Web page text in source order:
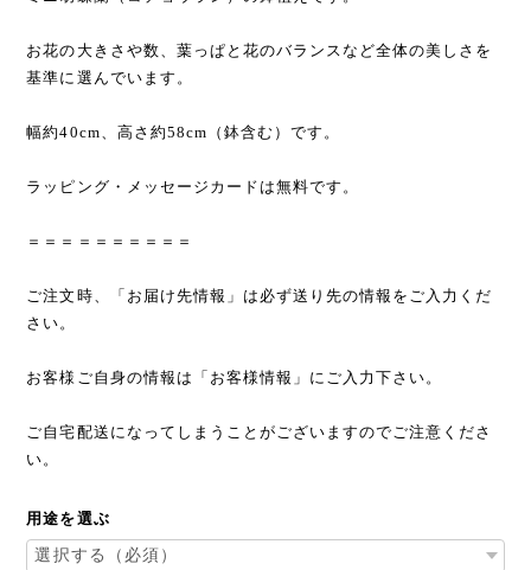
お花の大きさや数、葉っぱと花のバランスなど全体の美しさを
基準に選んでいます。
幅約40cm、高さ約58cm（鉢含む）です。
ラッピング・メッセージカードは無料です。
＝＝＝＝＝＝＝＝＝＝
ご注文時、「お届け先情報」は必ず送り先の情報をご入力くだ
さい。
お客様ご自身の情報は「お客様情報」にご入力下さい。
ご自宅配送になってしまうことがございますのでご注意くださ
い。
用途を選ぶ